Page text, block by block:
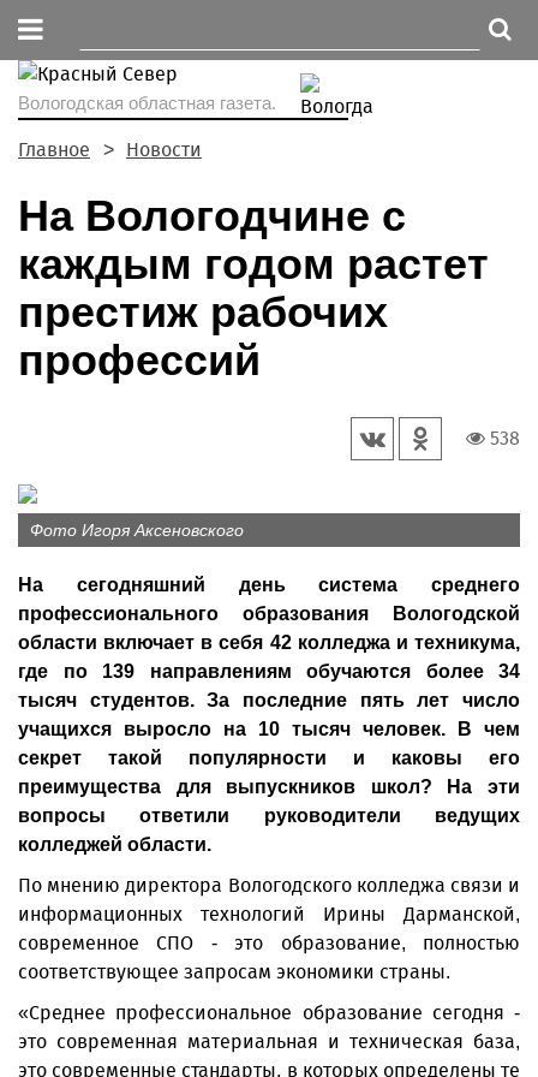
Вологодская областная газета.
Главное Новости
На Вологодчине с
каждым годом растет
престиж рабочих
профессий
538
Фото Игоря Аксеновского
На сегодняшний день система среднего
профессионального образования Вологодской
области включает в себя 42 колледжа и техникума,
где по 139 направлениям обучаются более 34
тысяч студентов. За последние пять лет число
учащихся выросло на 10 тысяч человек. В чем
секрет такой популярности и каковы его
преимущества для выпускников школ? На эти
вопросы ответили руководители ведущих
колледжей области.
По мнению директора Вологодского колледжа связи и
информационных технологий Ирины Дарманской,
современное СПО - это образование, полностью
соответствующее запросам экономики страны.
«Среднее профессиональное образование сегодня -
это современная материальная и техническая база,
это современные стандарты, в которых определены те